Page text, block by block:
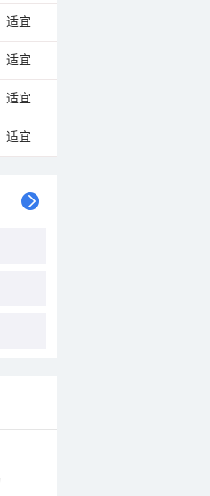
适宜
适宜
适宜
适宜